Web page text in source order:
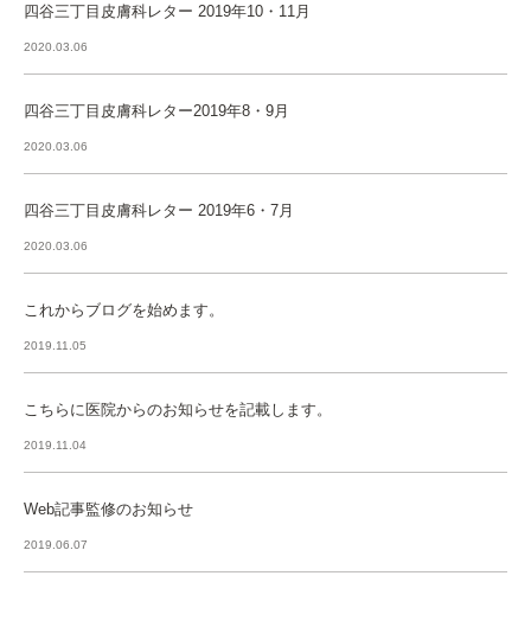
四谷三丁目皮膚科レター 2019年10・11月
2020.03.06
四谷三丁目皮膚科レター2019年8・9月
2020.03.06
四谷三丁目皮膚科レター 2019年6・7月
2020.03.06
これからブログを始めます。
2019.11.05
こちらに医院からのお知らせを記載します。
2019.11.04
Web記事監修のお知らせ
2019.06.07